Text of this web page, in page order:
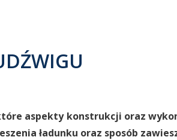
aspekty konstrukcji oraz
ładunku oraz sposób